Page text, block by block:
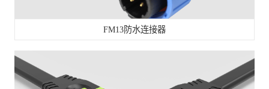
FM13防水连接器